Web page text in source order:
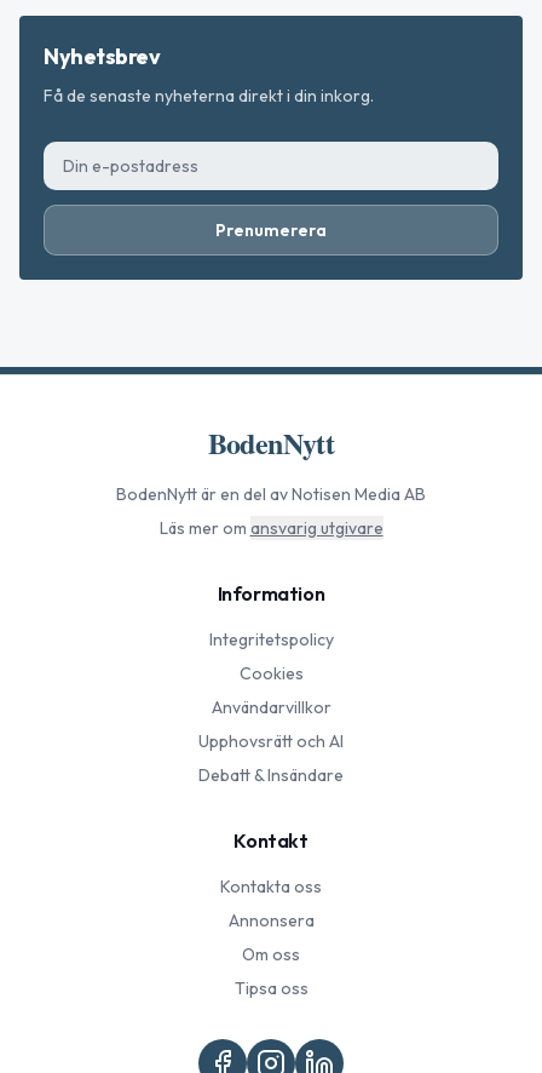
Nyhetsbrev
Få de senaste nyheterna direkt i din inkorg.
Prenumerera
BodenNytt
BodenNyttär en del av Notisen Media AB
Läs mer om ansvarig utgivare
Information
Integritetspolicy
Cookies
Användarvillkor
Upphovsrätt och AI
Debatt & Insändare
Kontakt
Kontakta oss
Annonsera
Om oss
Tipsa oss